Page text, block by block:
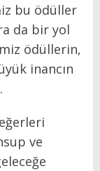
bu ödüller
da bir yol
ödüllerin,
inancın
ve